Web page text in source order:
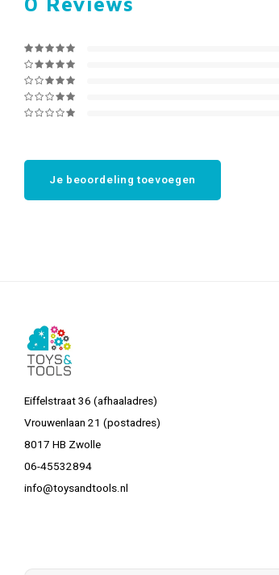
Je beoordeling toevoegen
Eiffelstraat 36 (afhaaladres)
Vrouwenlaan 21 (postadres)
8017 HB Zwolle
06-45532894
info@toysandtools.nl